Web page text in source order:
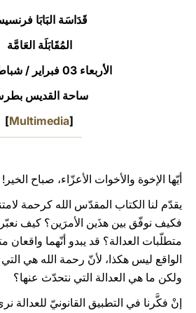
قَدَاسَة البَابَا
المُقَابَلَة العَامَّة
الأربعاء 03 فبراير / شباط 2016
ساحة القديس
[
Multimedia
]
أيّها الإخوة والأخوات الأعزّاء، صباح الخير!
يقدّم لنا الكتاب المقدّس الله كرحمة
فكيف نوفّق بين هذَين الأمرَين؟ كيف
متطلّبات العدالة؟ قد يبدو أنّهما واقعان
الواقع ليس هكذا، لأنّ رحمة الله هي التي
ولكن ما هي العدالة التي نتحدّث عنها؟
إنْ فكَّرنا في التطبيق القانونيّ للعدالة